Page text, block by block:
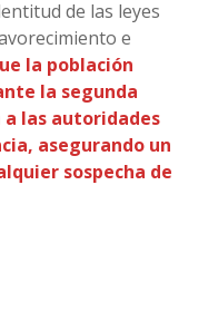
de las leyes
e
la población
la segunda
las autoridades
asegurando un
sospecha de